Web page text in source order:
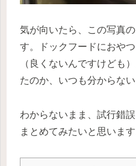
気が向いたら、この写真
す。ドックフードにおや
（良くないんですけども
たのか、いつも分からない
わからないまま、試行錯
まとめてみたいと思います